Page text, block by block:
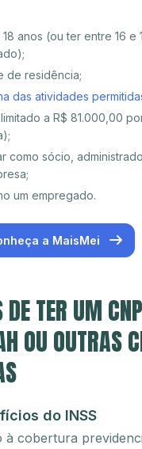
anos (ou ter entre 16 e
de residência;
das atividades
a R$ 81.000,00
como sócio,
um empregado.
a MaisMei
DE TER UM
OU OUTRAS
do INSS
à cobertura